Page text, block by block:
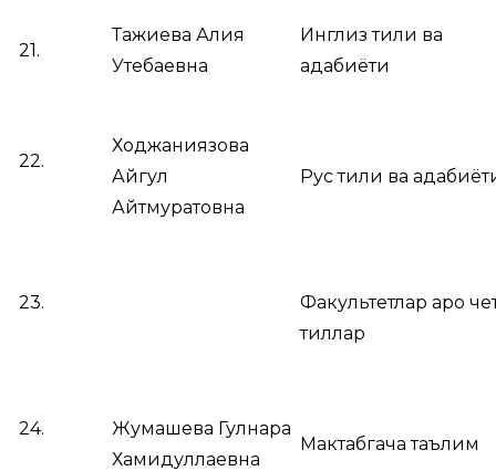
21.
Тажиева Алия
Утебаевна
Инглиз тили ва
адабиёти
22.
Ходжаниязова
Айгул
Айтмуратовна
Рус тили ва
23.
Факультетлар аро
тиллар
24.
Жумашева Гулнара
Хамидуллаевна
Мактабгача таълим